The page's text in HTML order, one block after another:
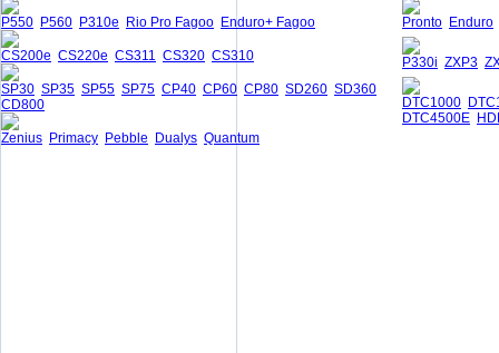
P550 P560 P310e Rio Pro Fagoo Enduro+ Fagoo
CS200e CS220e CS311 CS320 CS310
SP30 SP35 SP55 SP75 CP40 CP60 CP80 SD260 SD360
CD800
Zenius Primacy Pebble Dualys Quantum
Pronto Enduro
P330i ZXP3
DTC1000
DTC4500E